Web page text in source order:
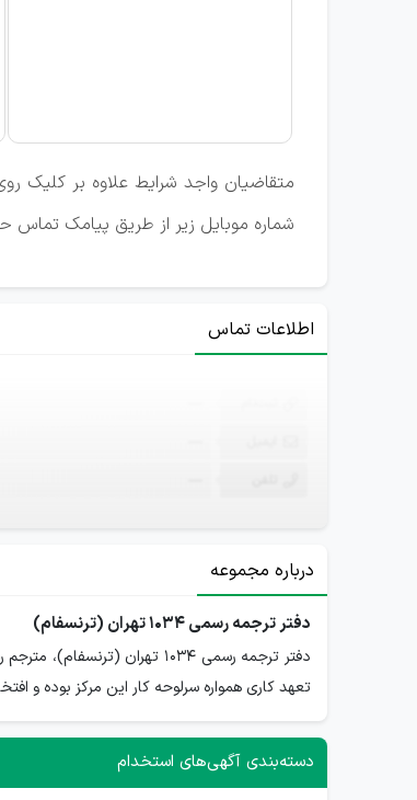
متقاضیان واجد شرایط علاوه بر کلیک
شماره موبایل زیر از طریق پیامک تماس
اطلاعات تماس
درباره مجموعه
دفتر ترجمه رسمی 1034 تهران (ترنسفام)
دفتر ترجمه رسمی 1034
تعهد کاری همواره سرلوحه کار این مرکز بوده و
دسته‌بندی آگهی‌های استخدام